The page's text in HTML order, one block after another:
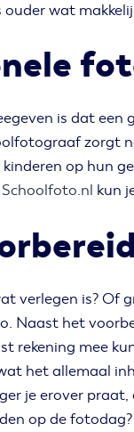
wat
is dat
zorgt
op hun
Schoolfoto.nl kun
verlegen is? Of
Naast het
rekening mee
het allemaal
je erover
op de